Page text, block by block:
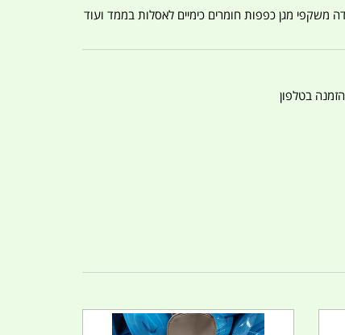
משקפי מגן כפפות חומרים כימיים לאסלות בממד ועוד
בטלפון